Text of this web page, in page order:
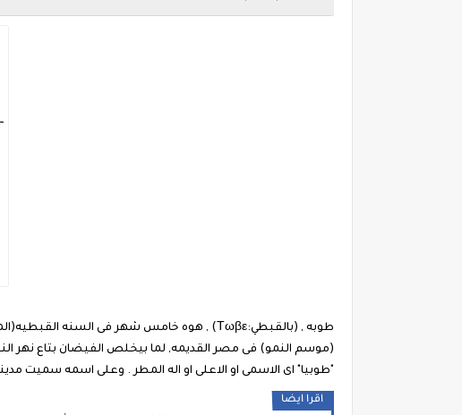
(موسم النمو) فى مصر القديمه, لما بيخلص الفيضان بتاع نهر
"طوبيا" اى الاسمى او الاعلى او اله المطر . وعلى اسمه سميت
اقرا ايضا